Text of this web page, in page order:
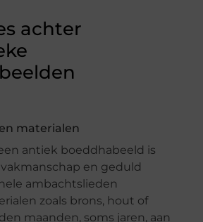
achter
materialen
antiek boeddhabeeld is
en geduld
ambachtslieden
zoals brons, hout of
maanden, soms jaren, aan